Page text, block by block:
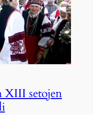
XIII setojen